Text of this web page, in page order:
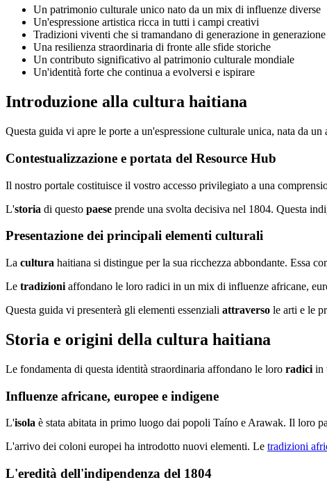
Un patrimonio culturale unico nato da un mix di influenze diverse
Un'espressione artistica ricca in tutti i campi creativi
Tradizioni viventi che si tramandano di generazione in generazione
Una resilienza straordinaria di fronte alle sfide storiche
Un contributo significativo al patrimonio culturale mondiale
Un'identità forte che continua a evolversi e ispirare
Introduzione alla cultura haitiana
Questa guida vi apre le porte a un'espressione culturale unica, nata da
Contestualizzazione e portata del Resource Hub
Il nostro portale costituisce il vostro accesso privilegiato a una
L'storia di questo paese prende una svolta decisiva nel 1804. Questa
Presentazione dei principali elementi culturali
La cultura haitiana si distingue per la sua ricchezza abbondante. Essa
Le tradizioni affondano le loro radici in un mix di influenze africane,
Questa guida vi presenterà gli elementi essenziali attraverso le arti e le
Storia e origini della cultura haitiana
Le fondamenta di questa identità straordinaria affondano le loro radici in
Influenze africane, europee e indigene
L'isola è stata abitata in primo luogo dai popoli Taíno e Arawak. Il loro
L'arrivo dei coloni europei ha introdotto nuovi elementi. Le tradizioni
L'eredità dell'indipendenza del 1804